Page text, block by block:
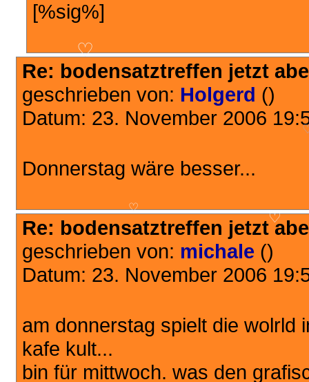
♡
♡
♡
[%sig%]
Re: bodensatztreffen jetzt
geschrieben von: Holgerd ()
Datum: 23. November 2006
Donnerstag wäre besser...
Re: bodensatztreffen jetzt
geschrieben von: michale ()
Datum: 23. November 2006
am donnerstag spielt die wolrld
kafe kult...
bin für mittwoch. was den